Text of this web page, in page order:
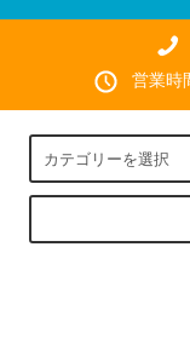
営業時